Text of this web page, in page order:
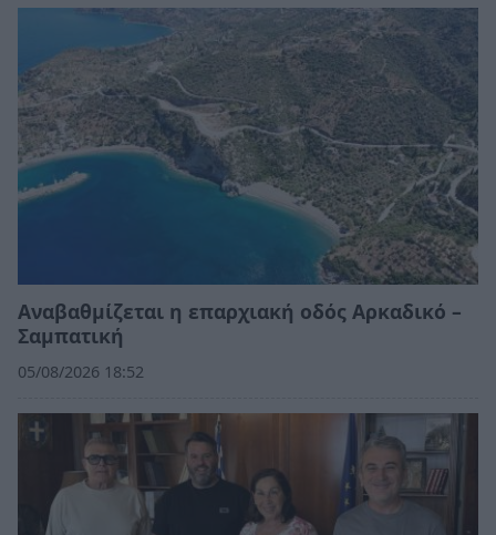
Αναβαθμίζεται η επαρχιακή οδός Αρκαδικό –
Σαμπατική
05/08/2026 18:52